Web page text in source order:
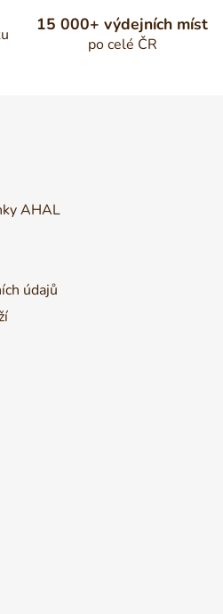
15 000+ výdejních míst
po celé ČR
AHAL
údajů